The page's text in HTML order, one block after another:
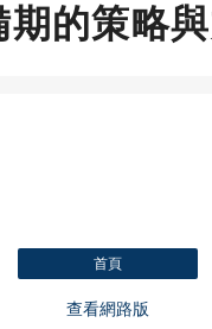
期的策略
首頁
查看網路版